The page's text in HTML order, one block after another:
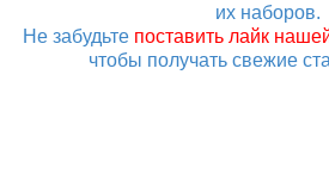
их наборов.
Не забудьте поставить лайк
чтобы получать свежие